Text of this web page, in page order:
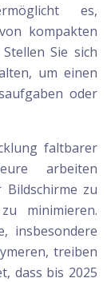
es,
kompakten
Sie sich
um einen
oder
faltbarer
arbeiten
zu
minimieren.
insbesondere
treiben
dass bis 2025